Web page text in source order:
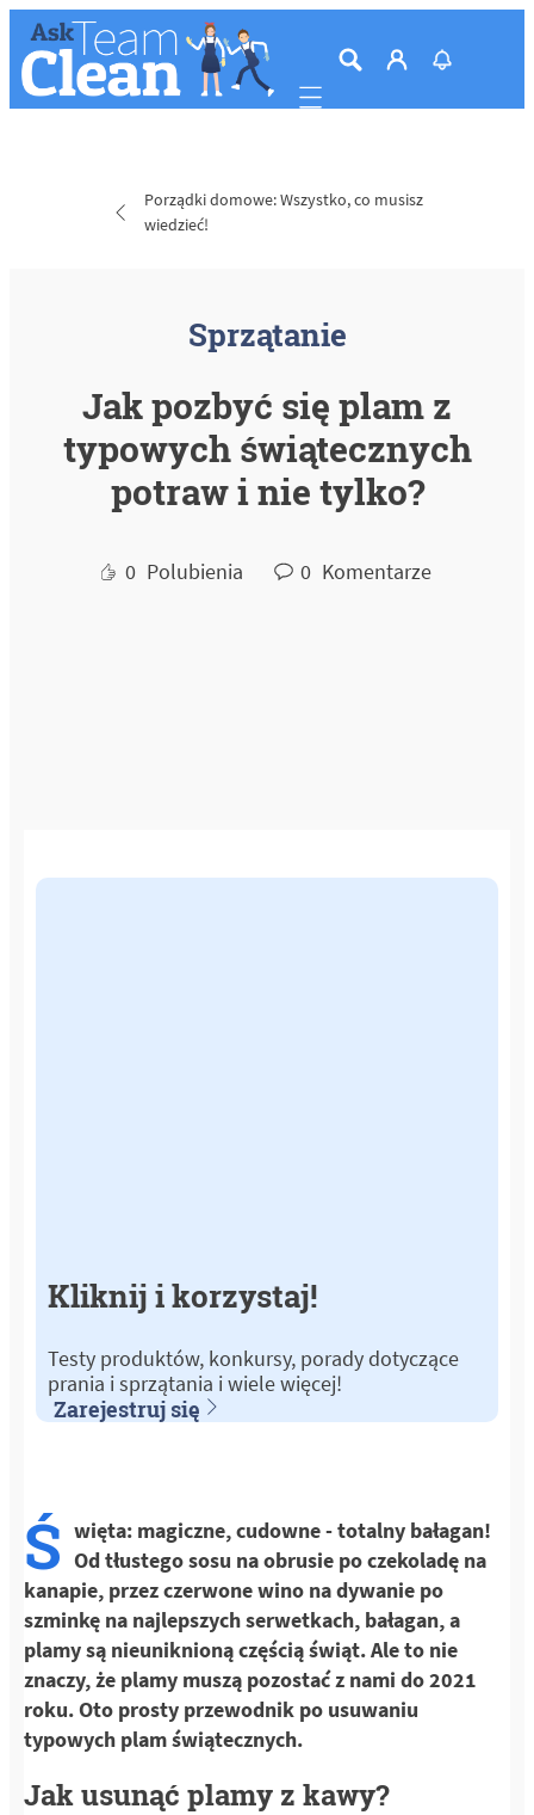
Mobile navigation
Porządki domowe: Wszystko, co musisz
wiedzieć!
Sprzątanie
Jak pozbyć się plam z
typowych świątecznych
potraw i nie tylko?
0 Polubienia 0 Komentarze
Kliknij i korzystaj!
Testy produktów, konkursy, porady dotyczące
prania i sprzątania i wiele więcej!
Zarejestruj się
Ś więta: magiczne, cudowne - totalny bałagan!
Od tłustego sosu na obrusie po czekoladę na
kanapie, przez czerwone wino na dywanie po
szminkę na najlepszych serwetkach, bałagan, a
plamy są nieuniknioną częścią świąt. Ale to nie
znaczy, że plamy muszą pozostać z nami do 2021
roku. Oto prosty przewodnik po usuwaniu
typowych plam świątecznych.
Jak usunąć plamy z kawy?